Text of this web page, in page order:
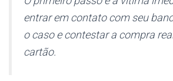
entrar em contato com seu
o caso e contestar a compra
cartão.